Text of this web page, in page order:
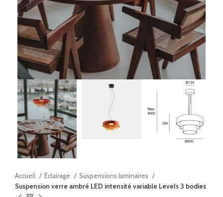
Accueil Éclairage
Suspensions luminaires
Suspension verre ambré LED intensité variable Levels 3 bodies